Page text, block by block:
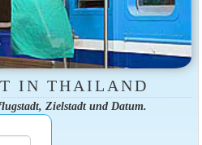
IN THAILAND
Zielstadt und Datum.